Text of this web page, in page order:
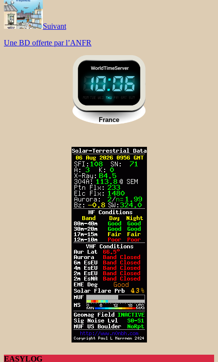
Suivant
Une BD offerte par l’ANFR
EASYLOG